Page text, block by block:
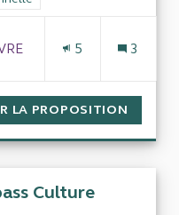
5 3
LA PROPOSITION
Culture